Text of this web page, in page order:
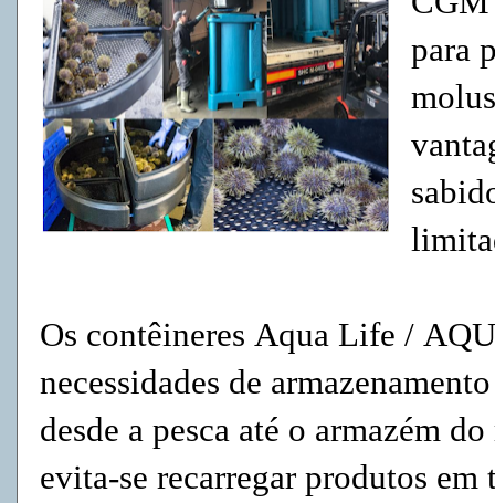
para
Os contêineres Aqua Life /
necessidades de
desde a pesca até o armazém
evita-se recarregar produtos